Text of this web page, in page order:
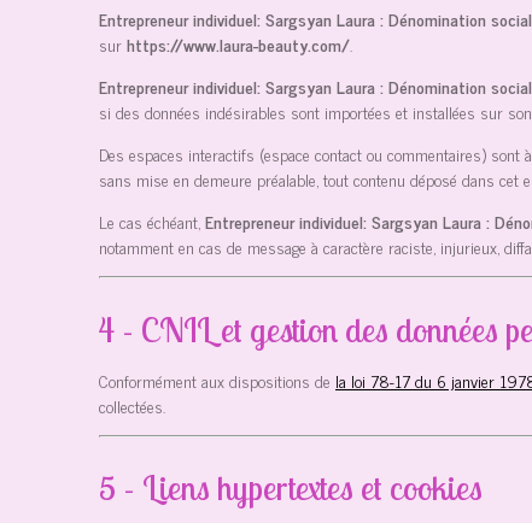
Entrepreneur individuel: Sargsyan Laura : Dénomination
surhttps://www.laura-beauty.com/.
Entrepreneur individuel: Sargsyan Laura : Dénomination
si des données indésirables sont importées et installées sur
Des espaces interactifs (espace contact ou commentaires)
sans mise en demeure préalable, tout contenu déposé dans
Le cas échéant,Entrepreneur individuel: Sargsyan Laura :
notamment en cas de message à caractère raciste, injurieux,
4 - CNIL et gestion des données
Conformément aux dispositions de la loi 78-17 du 6 janvier
collectées.
5 - Liens hypertextes et cookies